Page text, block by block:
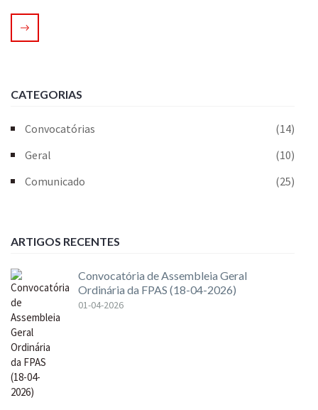
CATEGORIAS
Convocatórias
(14)
Geral
(10)
Comunicado
(25)
ARTIGOS RECENTES
Convocatória de Assembleia Geral
Ordinária da FPAS (18-04-2026)
01-04-2026